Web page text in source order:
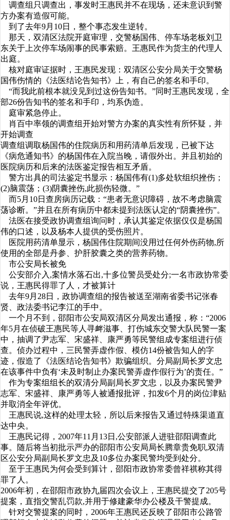
调查组只调查出，事发时王惠民并不在现场，还未意识到警
方办案有造假可能。
到了去年9月10日，整个事态发生逆转。
那天，双清区法院开庭审理，交警杨国伟、停车场老板刘卫
东关于上次停车场闹事的民事索赔。王惠民作为货主的代理人
出庭。
核对庭审证据时，王惠民发现：双清区公安分局关于交警杨
国伟伤情的《法医结论告知书》上，有自己的签名和手印。
“而我此前根本就没见到过这份告知书。”同时王惠民发现，全
部26份告知书的签名和手印，均系伪造。
庭审紧急停止。
肖百中率领的调查组开始对警方办案的真实性有所怀疑，并
开始调查
调查组调取杨国伟的住院病历和用药清单后发现，已被下达
《病危通知书》的杨国伟在入院当晚，请假外出。并且初始的
医院病历和后来的法医鉴定报告相互矛盾。
警方出具的司法鉴定书显示：杨国伟有(1)多处软组织挫伤；
(2)脑震荡；(3)阴囊挫伤,此损伤轻微。”
而5月10日查房病历记载：“患者无意识障碍，故不考虑脑震
荡诊断。”并且在所有病历中都未提到法医认定的“阴囊挫伤”。
法医在接受政协调查组询问时，承认其鉴定依据仅仅是杨国
伟的口述，以及杨本人提供的受伤照片。
医院用药清单显示，杨国伟住院期间没用过任何外伤药物,所
使用的全部是丹参、护肝胶囊之类的营养药物。
市公安局长被免
公安部介入,案情水落石出,十多位警员受处分;一名市政协常委
说，王惠民得罪了人，才被算计
去年9月28日，政协调查组的报告被送至湖南省委书记张春
贤、政法委书记李江的手中。
一个月不到，邵阳市公安局双清区分局发出通报，称：“2006
年5月在侦破王惠民等人寻衅滋事、打伤城东交警大队民警一案
中，抽调了尹志军、宋盛祥、康严勇等民警组成专案组进行侦
查。侦办过程中，三民警弄虚作假、模仿14份被告知人的字
迹，假造了《法医结论告知书》欺骗组织。分局副局长罗文忠
在该事件中负有‘未及时制止办案民警弄虚作假行为’的责任。”
作为专案组组长的双清分局副局长罗文忠，以及办案民警尹
志军、宋盛祥、康严勇等人被通报批评，扣发6个月的岗位津贴
并取消全年评优。
王惠民说,这样的处理太轻，所以后来报告又通过特殊渠道直
达中央。
王惠民记得，2007年11月13日,公安部派人进驻邵阳调查此
事。随后将当初批示严办的邵阳市公安局局长腾章贵免职,双清
区公安分局副局长罗文忠及10多位办案民警均受到处分。
至于王惠民为何会受到算计，邵阳市政协常委曾祥祺称其得
罪了人。
2006年初，在邵阳市政协九届四次会议上，王惠民提交了205号
提案，直指交警乱罚款,并用于修建豪华办公楼及干警提成。
针对交警提案的同时，2006年王惠民还反映了邵阳市公路管